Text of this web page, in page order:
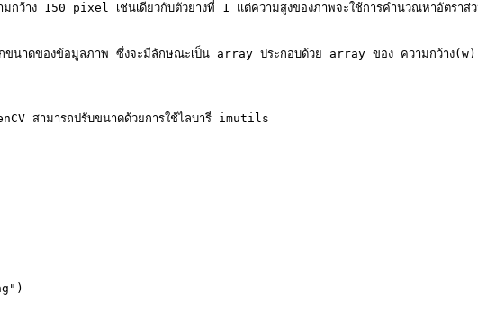
าง 150 pixel เช่นเดียวกับตัวย่างที่ 1 แต่ความสูงของภาพจะใช้การคำนวณหาอัตราส่ว
าดของข้อมูลภาพ ซึ่งจะมีลักษณะเป็น array ประกอบด้วย array ของ ความกว้าง
สามารถปรับขนาดด้วยการใช้ไลบารี่ imutils